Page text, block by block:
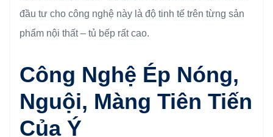
đầu tư cho công nghệ này là độ tinh tế trên từng sản
phẩm nội thất – tủ bếp rất cao.
Công Nghệ Ép Nóng,
Nguội, Màng Tiên Tiến
Của Ý